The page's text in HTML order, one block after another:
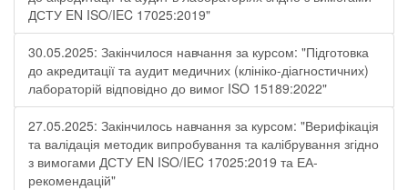
ДСТУ EN ISO/IEC 17025:2019"
30.05.2025: Закінчилося навчання за курсом: "Підготовка
до акредитації та аудит медичних (клініко-діагностичних)
лабораторій відповідно до вимог ISO 15189:2022"
27.05.2025: Закінчилось навчання за курсом: "Верифікація
та валідація методик випробування та калібрування згідно
з вимогами ДСТУ EN ISO/IEC 17025:2019 та ЕА-
рекомендацій"